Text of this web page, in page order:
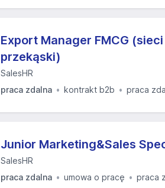
Export Manager FMCG
przekąski)
SalesHR
praca zdalna
kontrakt b2b praca
Junior Marketing&Sales
SalesHR
praca zdalna
umowa o pracę praca